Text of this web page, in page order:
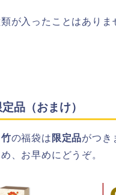
が入ったことはありま
品（おまけ）
の福袋は 限定品がつき
、お早めにどうぞ。